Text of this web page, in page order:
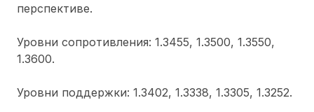
перспективе.
Уровни сопротивления: 1.3455, 1.3500, 1.3550,
1.3600.
Уровни поддержки: 1.3402, 1.3338, 1.3305, 1.3252.